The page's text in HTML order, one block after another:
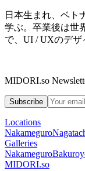
日本生まれ、ベト
学ぶ。卒業後は世
で、 UI / UXのデザ
MIDORI.so
Subscribe
Locations
Nakameguro
Galleries
Nakameguro
MIDORI.so